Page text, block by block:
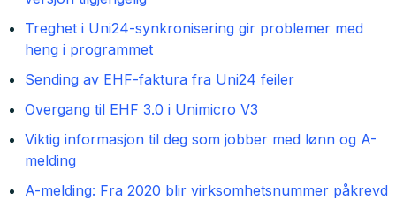
Treghet i Uni24-synkronisering gir problemer med
heng i programmet
Sending av EHF-faktura fra Uni24 feiler
Overgang til EHF 3.0 i Unimicro V3
Viktig informasjon til deg som jobber med lønn og A-
melding
A-melding: Fra 2020 blir virksomhetsnummer påkrevd